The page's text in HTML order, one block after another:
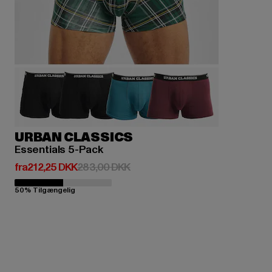
URBAN CLASSICS
Essentials 5-Pack
fra212,25 DKK
Nuværende pris: Fra 212,25 DKK
283,00 DKKKampagnepris: 283,00 DKK
50% Tilgængelig